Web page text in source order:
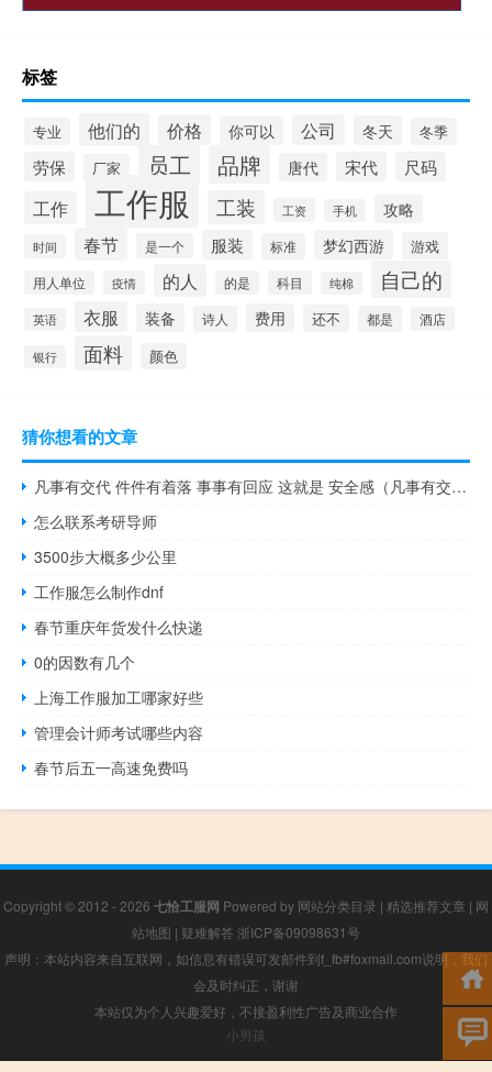
标签
专业 他们的 价格 你可以 公司 冬天 冬季
劳保 厂家 员工 品牌 唐代 宋代 尺码
工作 工作服 工装 工资 手机 攻略
时间 春节 是一个 服装 标准 梦幻西游 游戏
用人单位 疫情 的人 的是 科目 纯棉 自己的
英语 衣服 装备 诗人 费用 还不 都是 酒店
银行 面料 颜色
猜你想看的文章
凡事有交代 件件有着落 事事有回应 这就是 安全感（凡事有交代件件有着落心得体会）
怎么联系考研导师
3500步大概多少公里
工作服怎么制作dnf
春节重庆年货发什么快递
0的因数有几个
上海工作服加工哪家好些
管理会计师考试哪些内容
春节后五一高速免费吗
Copyright © 2012 - 2026 七恰工服网 Powered by 网站分类目录 | 精选推荐文章 | 网
站地图 | 疑难解答 浙ICP备09098631号
声明：本站内容来自互联网，如信息有错误可发邮件到f_fb#foxmail.com说明，我们
会及时纠正，谢谢
本站仅为个人兴趣爱好，不接盈利性广告及商业合作
小男孩